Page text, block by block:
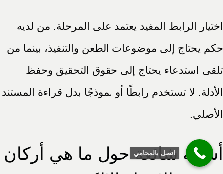
اختيار الرابط المفيد يعتمد على المرحلة. من لديه
حكم يحتاج إلى موضوعات الطعن والتنفيذ، بينما من
تلقى استدعاء يحتاج إلى حقوق التحقيق وحفظ
الأدلة. لا تستخدم رابطًا أو نموذجًا بدل قراءة المستند
الأصلي.
أسئلة شائعة حول ما هي أركان
اتصل بالمحامي